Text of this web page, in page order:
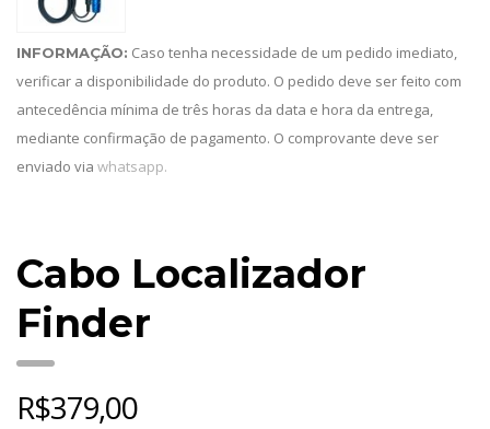
INFORMAÇÃO: Caso tenha necessidade de um pedido imediato,
verificar a disponibilidade do produto. O pedido deve ser feito com
antecedência mínima de três horas da data e hora da entrega,
mediante confirmação de pagamento. O comprovante deve ser
enviado via whatsapp.
Cabo Localizador
Finder
R$379,00